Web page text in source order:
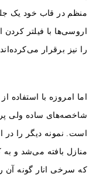
منظم در قاب خود یک
اروسی‌ها با فیلتر
را نیز برقرار
اما امروزه با استفاده
شاخصه‌های ساده ولی
است. نمونه دیگر را
منازل بافته می‌شد و
که سرخی انار گونه آن